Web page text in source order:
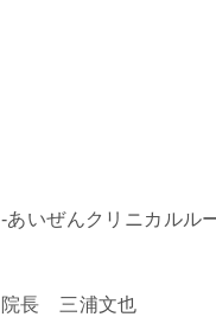
-あいぜんクリニカルル
院長 三浦文也